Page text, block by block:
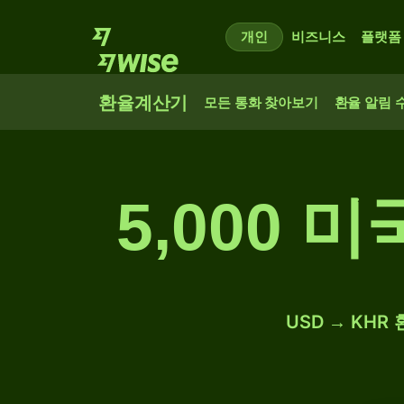
개인 비즈니스 플랫폼
환율계산기 모든 통화 찾아보기 환율 알림
5,000 미
USD → KHR